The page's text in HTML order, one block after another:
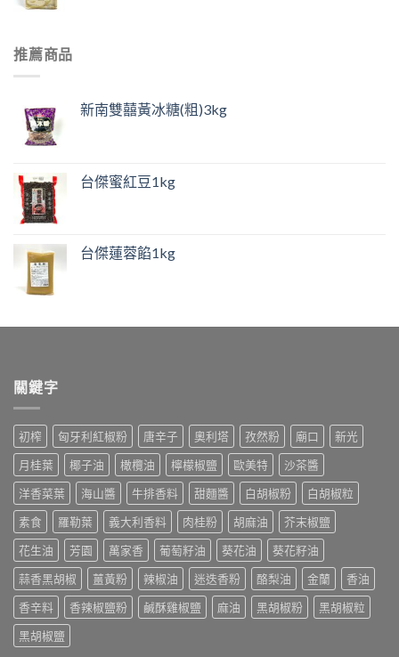
推薦商品
新南雙囍黃冰糖(粗)3kg
台傑蜜紅豆1kg
台傑蓮蓉餡1kg
關鍵字
初榨 匈牙利紅椒粉 唐辛子 奧利塔 孜然粉 廟口
新光
月桂葉
椰子油 橄欖油 檸檬椒鹽 歐美特
沙茶醬
洋香菜葉
海山醬 牛排香料 甜麵醬 白胡椒粉
白胡椒粒
素食
羅勒葉 義大利香料 肉桂粉 胡麻油
芥末椒鹽
花生油
芳園 萬家香 葡萄籽油 葵花油
葵花籽油
蒜香黑胡椒
薑黃粉 辣椒油 迷迭香粉 酪梨油 金蘭
香油
香辛料
香辣椒鹽粉 鹹酥雞椒鹽 麻油 黑胡椒粉
黑胡椒粒
黑胡椒鹽